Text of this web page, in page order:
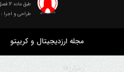
طبق ماده 12 فصل سوم قانون جرائم رایانه ای کپی برداری از قالب و محتوا پیگرد قانونی خواهد داشت.
طراحی و اجرا :
مجله ارزدیجیتال و کریپتو
رمزارزفا